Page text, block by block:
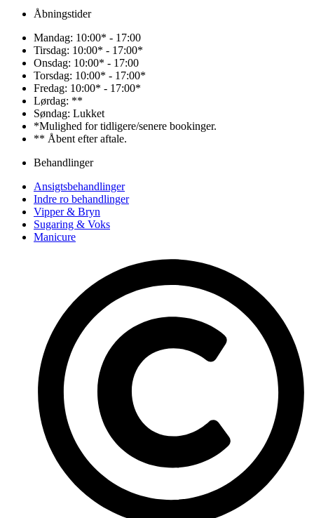
Åbningstider
Mandag: 10:00* - 17:00
Tirsdag: 10:00* - 17:00*
Onsdag: 10:00* - 17:00
Torsdag: 10:00* - 17:00*
Fredag: 10:00* - 17:00*
Lørdag: **
Søndag: Lukket
*Mulighed for tidligere/senere bookinger.
** Åbent efter aftale.
Behandlinger
Ansigtsbehandlinger
Indre ro behandlinger
Vipper & Bryn
Sugaring & Voks
Manicure